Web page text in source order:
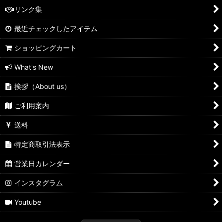
リンク集
最近チェックしたアイテム
ショッピングカート
What's New
挨拶（About us）
ご利用案内
送料
特定商取引法表示
営業日カレンダー
インスタグラム
Youtube